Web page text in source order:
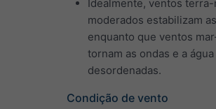
Idealmente, ventos terra-
moderados estabilizam
enquanto que ventos
tornam as ondas e a água
desordenadas.
Condição de vento